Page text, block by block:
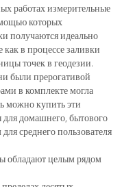
работах измерительные
которых
получаются идеально
в процессе заливки
точек в геодезии.
были прерогативой
в комплекте могла
можно купить эти
домашнего, бытового
среднего пользователя
обладают целым рядом